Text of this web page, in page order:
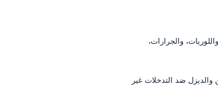
والجرارات،
ضد التدخلات غير